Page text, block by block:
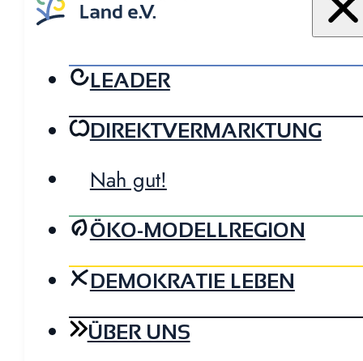
LEADER
DIREKTVERMARKTUNG
Nah gut!
ÖKO-MODELLREGION
DEMOKRATIE LEBEN
ÜBER UNS